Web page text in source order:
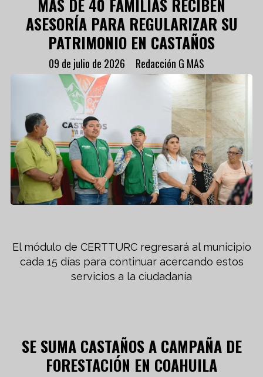
MÁS DE 40 FAMILIAS RECIBEN
ASESORÍA PARA REGULARIZAR SU
PATRIMONIO EN CASTAÑOS
Redacción G MAS
09 de julio de 2026
El módulo de CERTTURC regresará al municipio
cada 15 días para continuar acercando estos
servicios a la ciudadanía
SE SUMA CASTAÑOS A CAMPAÑA DE
FORESTACIÓN EN COAHUILA